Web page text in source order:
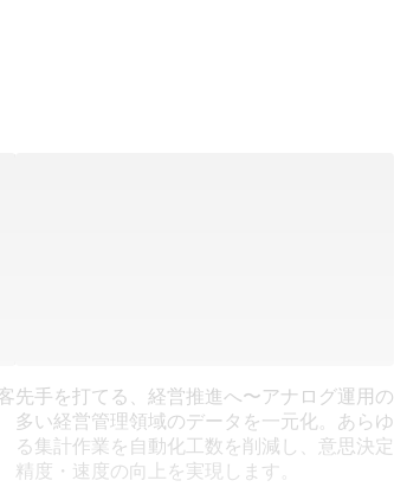
先手を打てる、経営推進へ〜アナログ運用の
多い経営管理領域のデータを一元化。あらゆ
る集計作業を自動化工数を削減し、意思決定
精度・速度の向上を実現します。